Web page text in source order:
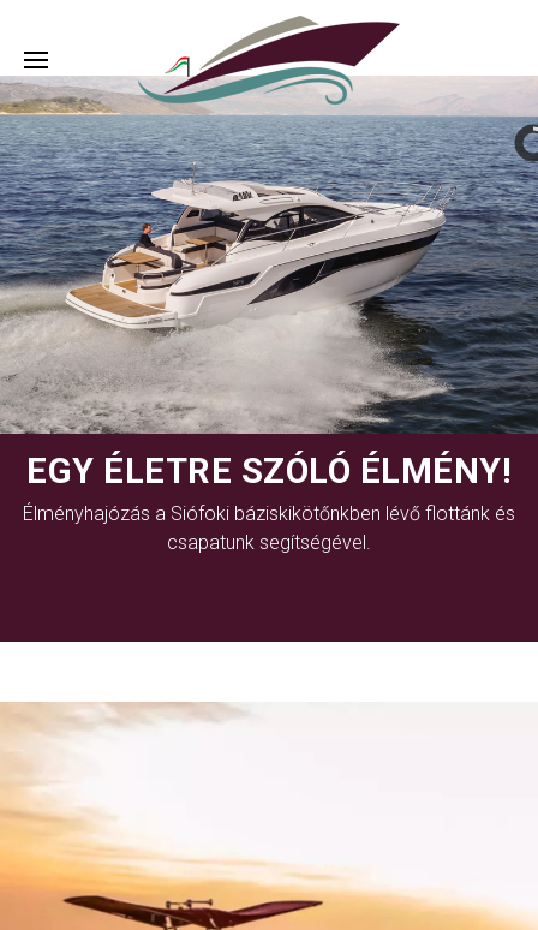
EGY ÉLETRE SZÓLÓ ÉLMÉNY!
Élményhajózás a Siófoki báziskikötőnkben lévő flottánk és
csapatunk segítségével.